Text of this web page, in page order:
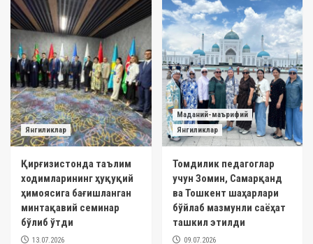
Янгиликлар
Қирғизистонда таълим
ходимларининг ҳуқуқий
ҳимоясига бағишланган
минтақавий семинар
бўлиб ўтди
13.07.2026
Маданий-маърифий
Янгиликлар
Томдилик педагоглар
учун Зомин, Самарқанд
ва Тошкент шаҳарлари
бўйлаб мазмунли саёҳат
ташкил этилди
09.07.2026